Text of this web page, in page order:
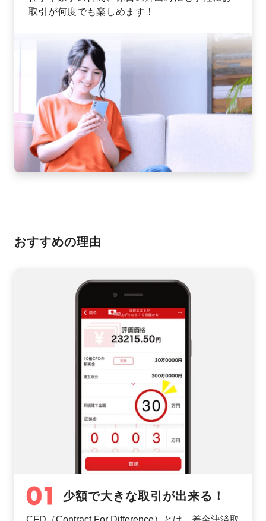
取引が何度でも楽しめます！
おすすめの理由
少額で大きな取引が出来る！